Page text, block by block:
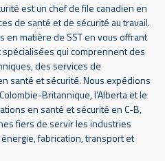
est un chef de file canadien en
de santé et de sécurité au travail.
en matière de SST en vous offrant
qui comprennent des
des services de
santé et sécurité. Nous expédions
Britannique, l’Alberta et le
en santé et sécurité en C-B,
fiers de servir les industries
fabrication, transport et